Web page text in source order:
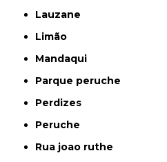
lauzane
limão
mandaqui
parque peruche
perdizes
peruche
rua joao ruthe